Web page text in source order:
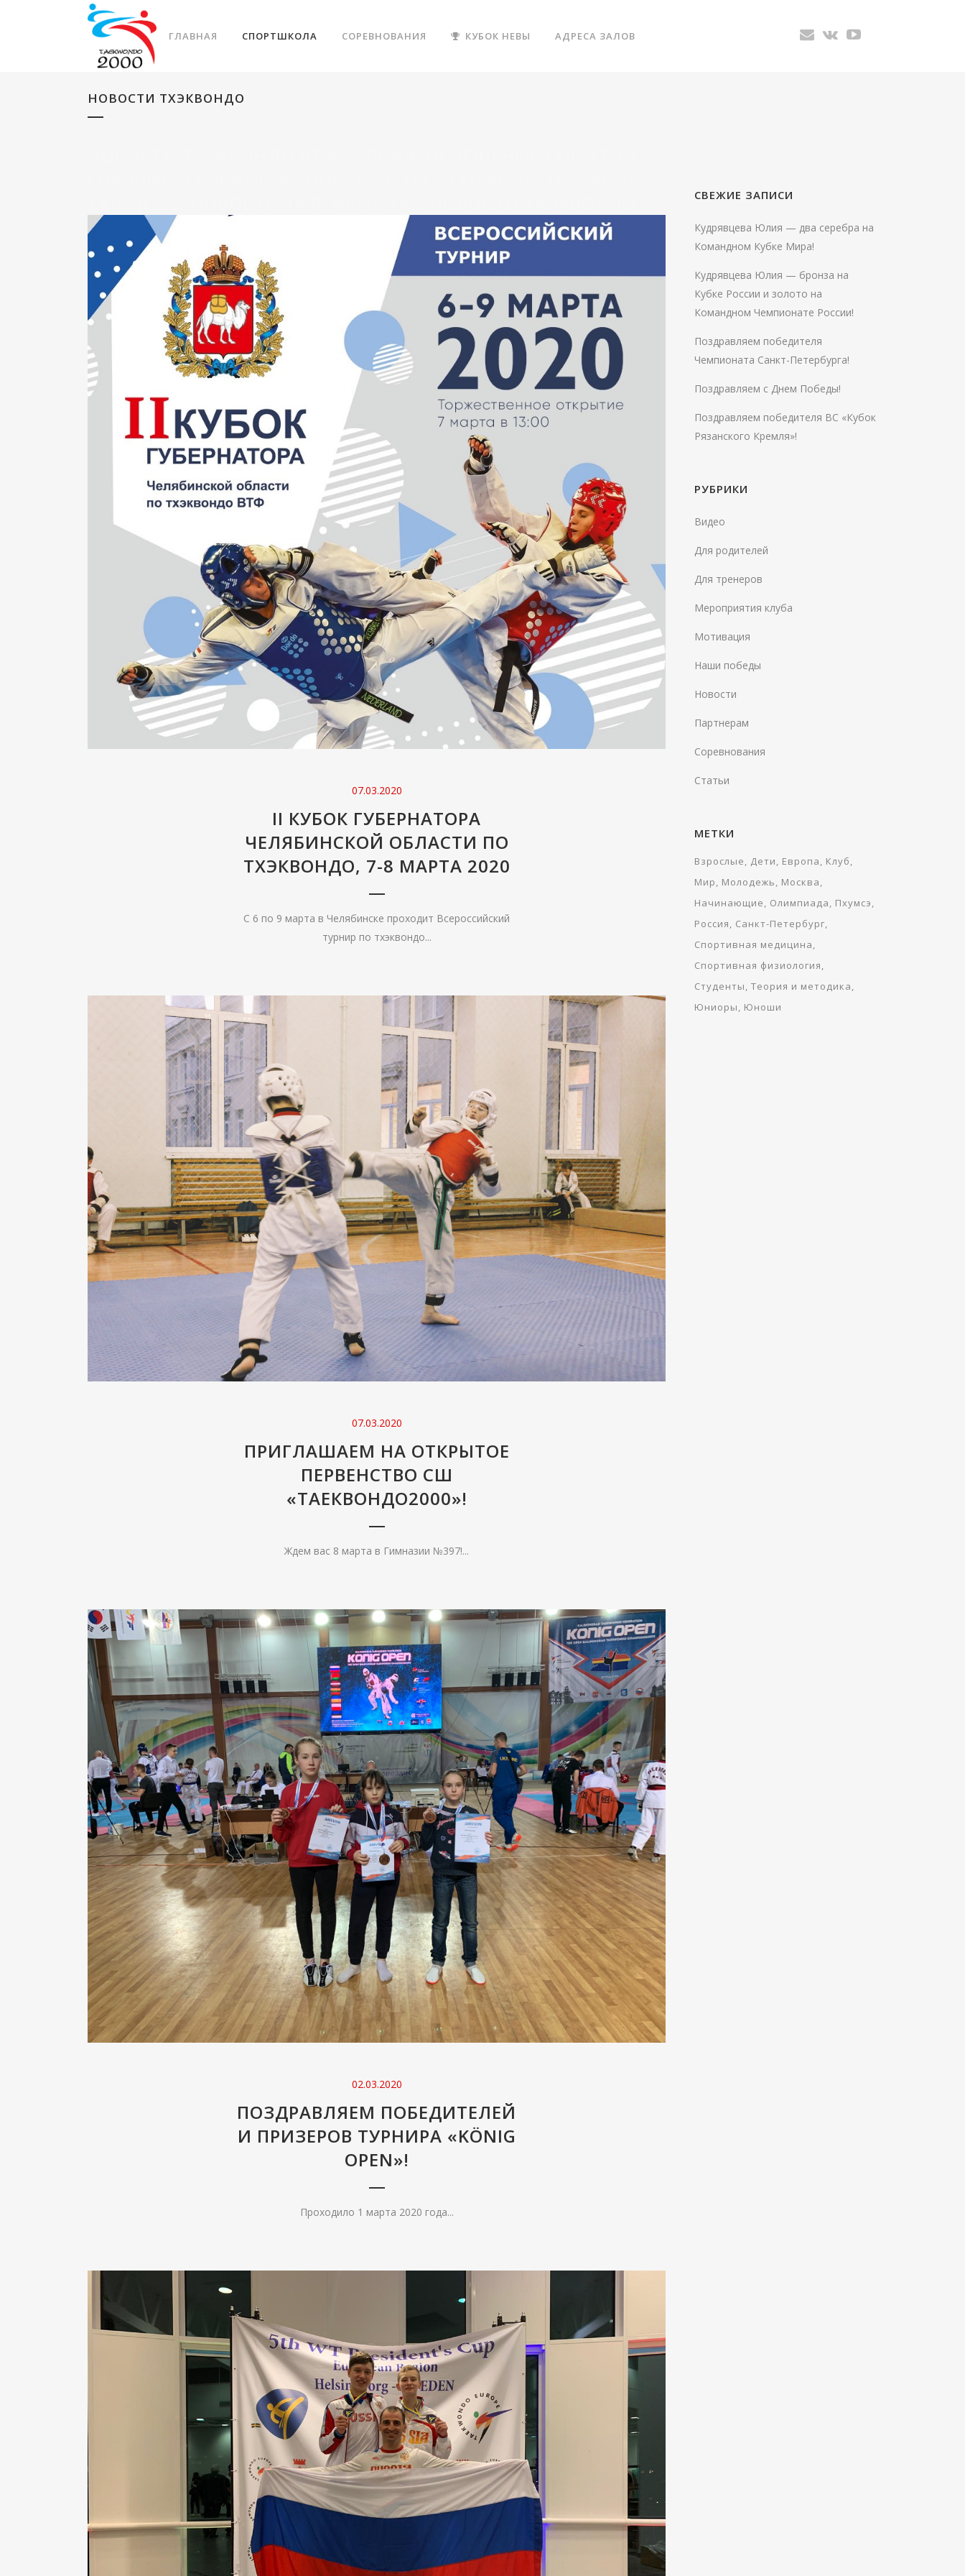
ГЛАВНАЯ СПОРТШКОЛА СОРЕВНОВАНИЯ КУБОК НЕВЫ АДРЕСА ЗАЛОВ
НОВОСТИ ТХЭКВОНДО
07.03.2020
II КУБОК ГУБЕРНАТОРА
ЧЕЛЯБИНСКОЙ ОБЛАСТИ ПО
ТХЭКВОНДО, 7-8 МАРТА 2020
С 6 по 9 марта в Челябинске проходит Всероссийский
турнир по тхэквондо...
07.03.2020
ПРИГЛАШАЕМ НА ОТКРЫТОЕ
ПЕРВЕНСТВО СШ
«ТАЕКВОНДО2000»!
Ждем вас 8 марта в Гимназии №397!...
02.03.2020
ПОЗДРАВЛЯЕМ ПОБЕДИТЕЛЕЙ
И ПРИЗЕРОВ ТУРНИРА «KÖNIG
OPEN»!
Проходило 1 марта 2020 года...
СВЕЖИЕ ЗАПИСИ
Кудрявцева Юлия — два серебра на
Командном Кубке Мира!
Кудрявцева Юлия — бронза на
Кубке России и золото на
Командном Чемпионате России!
Поздравляем победителя
Чемпионата Санкт-Петербурга!
Поздравляем с Днем Победы!
Поздравляем победителя ВС «Кубок
Рязанского Кремля»!
РУБРИКИ
Видео
Для родителей
Для тренеров
Мероприятия клуба
Мотивация
Наши победы
Новости
Партнерам
Соревнования
Статьи
МЕТКИ
Взрослые Дети Европа
Клуб
Мир
Молодежь
Москва
Начинающие
Олимпиада
Пхумсэ
Россия
Санкт-Петербург
Спортивная медицина
Спортивная физиология
Студенты Теория и методика
Юниоры
Юноши